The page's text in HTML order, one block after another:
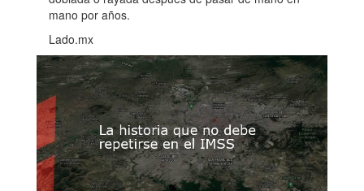
mano por años.
Lado.mx